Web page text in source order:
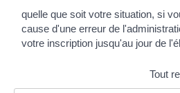
quelle que soit votre situation, si
cause d'une erreur de
votre inscription jusqu'au jour de
Tout